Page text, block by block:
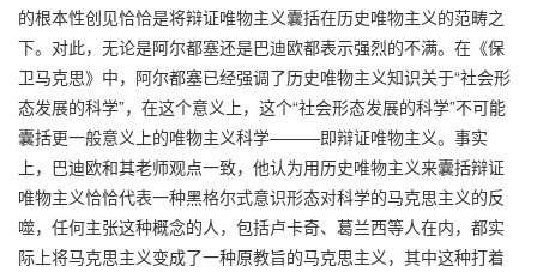
的根本性创见恰恰是将辩证唯物主义囊括在历史唯物主义的范畴之
下。对此，无论是阿尔都塞还是巴迪欧都表示强烈的不满。在《保
卫马克思》中，阿尔都塞已经强调了历史唯物主义知识关于“社会形
态发展的科学”，在这个意义上，这个“社会形态发展的科学”不可能
囊括更一般意义上的唯物主义科学———即辩证唯物主义。事实
上，巴迪欧和其老师观点一致，他认为用历史唯物主义来囊括辩证
唯物主义恰恰代表一种黑格尔式意识形态对科学的马克思主义的反
噬，任何主张这种概念的人，包括卢卡奇、葛兰西等人在内，都实
际上将马克思主义变成了一种原教旨的马克思主义，其中这种打着